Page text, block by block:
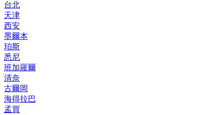
台北
天津
西安
墨爾本
珀斯
悉尼
班加羅爾
清奈
古爾岡
海得拉巴
孟買